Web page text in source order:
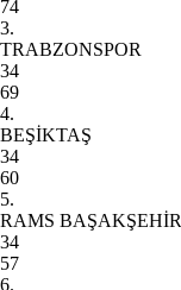
74
3.
TRABZONSPOR
34
69
4.
BEŞİKTAŞ
34
60
5.
RAMS BAŞAKŞEHİR
34
57
6.